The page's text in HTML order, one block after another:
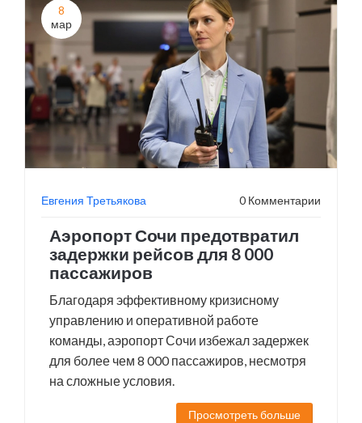
8
мар
Евгения Третьякова 0 Комментарии
Аэропорт Сочи предотвратил
задержки рейсов для 8 000
пассажиров
Благодаря эффективному кризисному
управлению и оперативной работе
команды, аэропорт Сочи избежал задержек
для более чем 8 000 пассажиров, несмотря
на сложные условия.
Просмотреть больше